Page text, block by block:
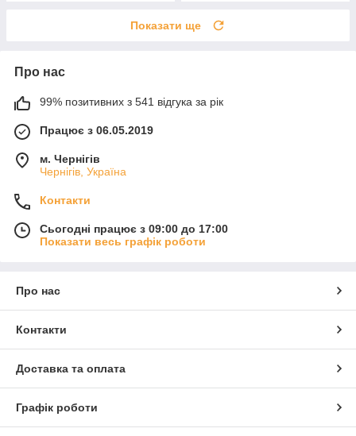
Показати ще
Про нас
99% позитивних з 541 відгука за рік
Працює з 06.05.2019
м. Чернігів
Чернігів, Україна
Контакти
Сьогодні працює з 09:00 до 17:00
Показати весь графік роботи
Про нас
Контакти
Доставка та оплата
Графік роботи